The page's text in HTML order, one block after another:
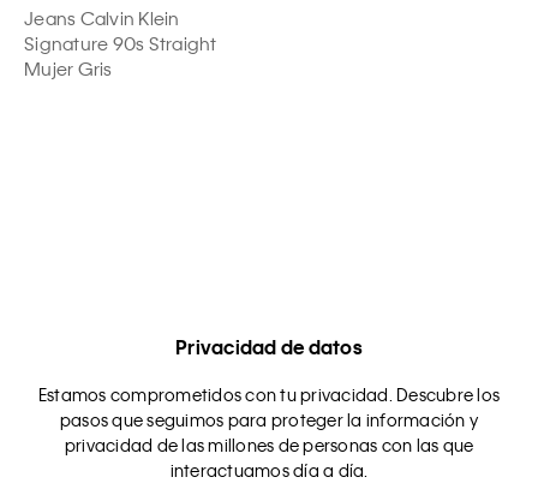
Jeans Calvin Klein
Signature 90s Straight
Mujer Gris
Privacidad de datos
Estamos comprometidos con tu privacidad. Descubre los
pasos que seguimos para proteger la información y
privacidad de las millones de personas con las que
interactuamos día a día.